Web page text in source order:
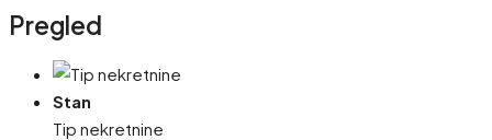
Pregled
Stan
Tip nekretnine